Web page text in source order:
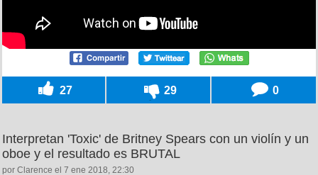
27 29 0
Interpretan 'Toxic' de Britney Spears con un violín y un
oboe y el resultado es BRUTAL
por Clarence el 7 ene 2018, 22:30